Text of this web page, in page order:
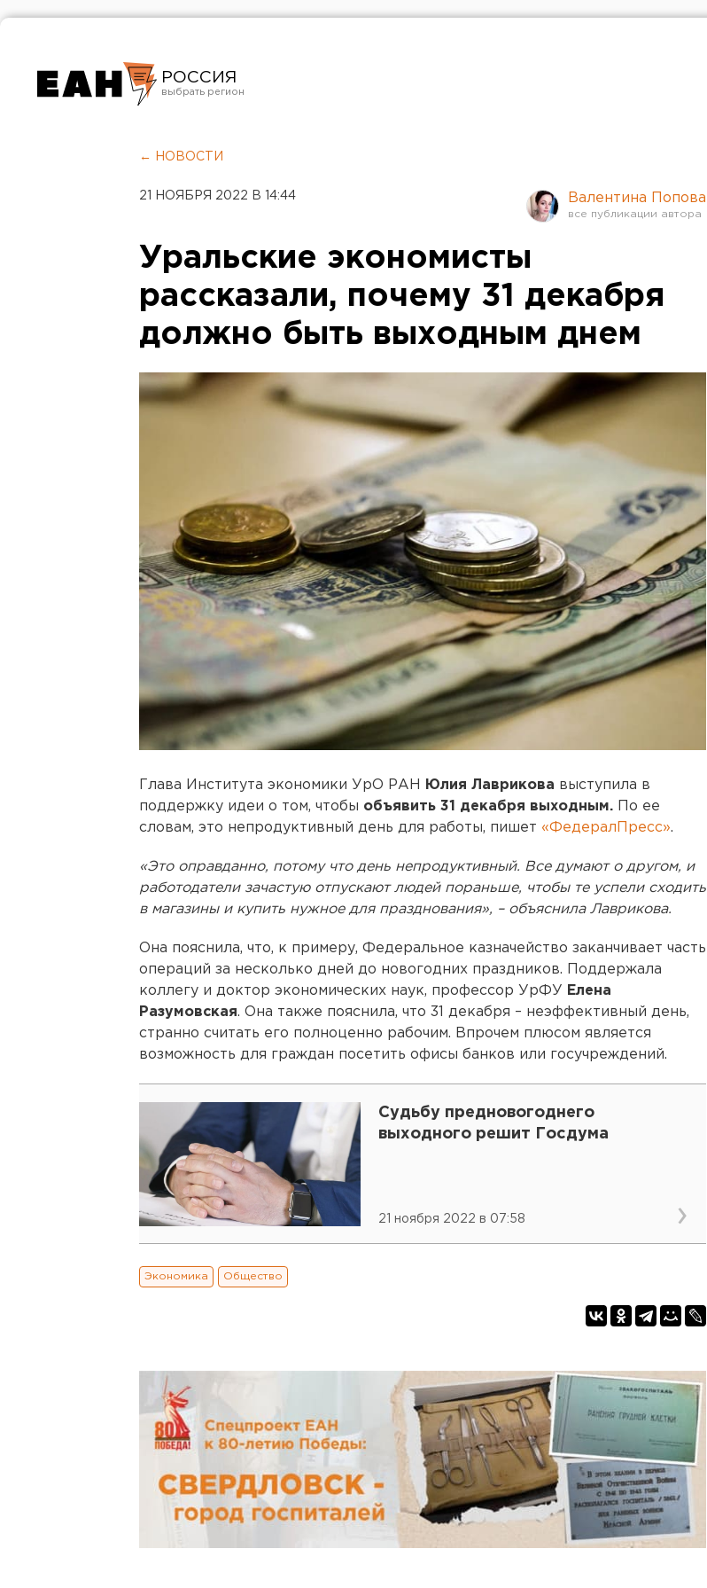
РОССИЯ
Челябинск
← НОВОСТИ
21 НОЯБРЯ 2022 В 14:44 Валентина Попова
Уральские экономисты
рассказали, почему 31 декабря
должно быть выходным днем
Глава Института экономики УрО РАН Юлия Лаврикова выступила в
поддержку идеи о том, чтобы объявить 31 декабря выходным. По ее
словам, это непродуктивный день для работы, пишет «ФедералПресс».
«Это оправданно, потому что день непродуктивный. Все думают о другом, и
работодатели зачастую отпускают людей пораньше, чтобы те успели сходить
в магазины и купить нужное для празднования», – объяснила Лаврикова.
Она пояснила, что, к примеру, Федеральное казначейство заканчивает часть
операций за несколько дней до новогодних праздников. Поддержала
коллегу и доктор экономических наук, профессор УрФУ
Елена
Разумовская. Она также пояснила, что 31 декабря – неэффективный день,
странно считать его полноценно рабочим. Впрочем плюсом является
возможность для граждан посетить офисы банков или госучреждений.
Судьбу предновогоднего
выходного решит Госдума
21 ноября 2022 в 07:58
Экономика Общество